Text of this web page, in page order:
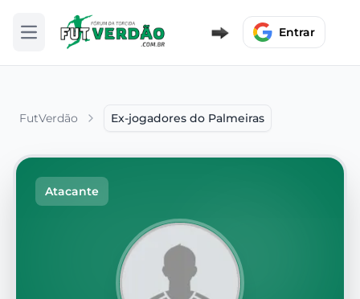
Abrir menu Entrar
FutVerdão Ex-jogadores do Palmeiras
Atacante